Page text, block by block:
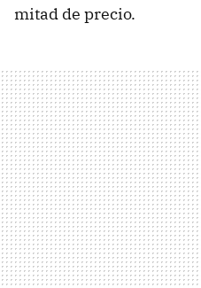
mitad de precio.